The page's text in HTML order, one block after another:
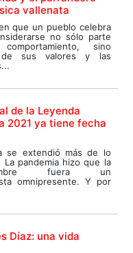
vallenata
que un pueblo celebra
no sólo parte
sino
de sus valores y las
de la Leyenda
2021 ya tiene fecha
se extendió más de lo
La pandemia hizo que la
fuera un
omnipresente. Y por
Díaz: una vida